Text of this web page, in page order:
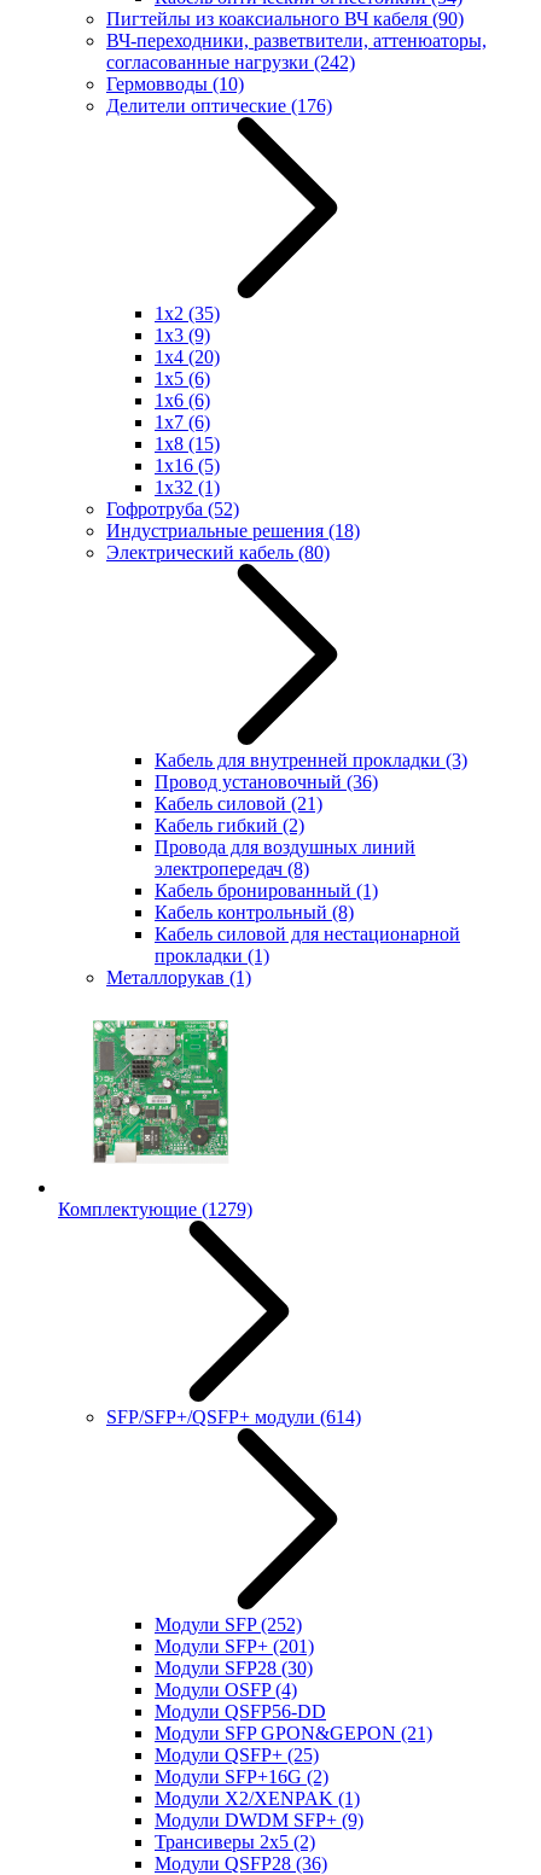
Пигтейлы из коаксиального ВЧ кабеля (90)
ВЧ-переходники, разветвители, аттенюаторы,
согласованные нагрузки (242)
Гермовводы (10)
Делители оптические (176)
1x2 (35)
1x3 (9)
1x4 (20)
1x5 (6)
1x6 (6)
1x7 (6)
1x8 (15)
1x16 (5)
1x32 (1)
Гофротруба (52)
Индустриальные решения (18)
Электрический кабель (80)
Кабель для внутренней прокладки (3)
Провод установочный (36)
Кабель силовой (21)
Кабель гибкий (2)
Провода для воздушных линий
электропередач (8)
Кабель бронированный (1)
Кабель контрольный (8)
Кабель силовой для нестационарной
прокладки (1)
Металлорукав (1)
Комплектующие (1279)
SFP/SFP+/QSFP+ модули (614)
Модули SFP(252)
Модули SFP+ (201)
Модули SFP28 (30)
Модули OSFP(4)
Модули QSFP56-DD
Модули SFP GPON&GEPON (21)
Модули QSFP+ (25)
Модули SFP+16G (2)
Модули X2/XENPAK (1)
Модули DWDM SFP+ (9)
Трансиверы 2x5 (2)
Модули QSFP28 (36)